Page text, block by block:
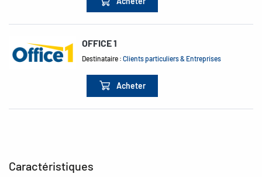
OFFICE 1
Destinataire :Clients particuliers & Entreprises
Acheter
Caractéristiques